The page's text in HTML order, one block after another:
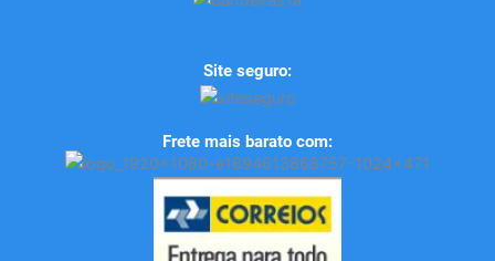
Site seguro:
Frete mais barato com: